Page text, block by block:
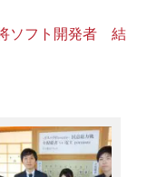
ソフト開発者 結